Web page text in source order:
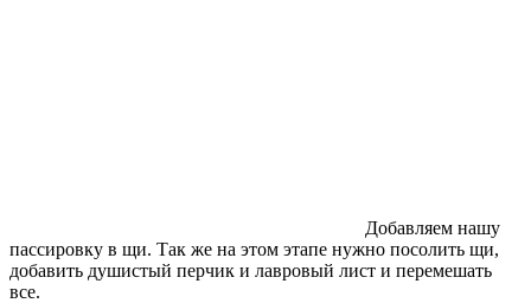
Добавляем нашу
пассировку в щи. Так же на этом этапе нужно посолить щи,
добавить душистый перчик и лавровый лист и перемешать
все.